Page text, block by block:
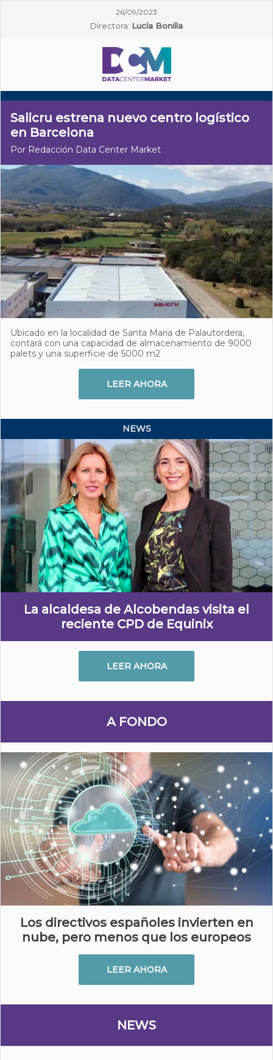
26/09/2023
Directora: Lucía Bonilla
Salicru estrena nuevo centro logístico
en Barcelona
Por Redacción Data Center Market
Ubicado en la localidad de Santa Maria de Palautordera,
contará con una capacidad de almacenamiento de 9000
palets y una superficie de 5000 m2
LEER AHORA
NEWS
La alcaldesa de Alcobendas visita el
reciente CPD de Equinix
LEER AHORA
A FONDO
Los directivos españoles invierten en
nube, pero menos que los europeos
LEER AHORA
NEWS